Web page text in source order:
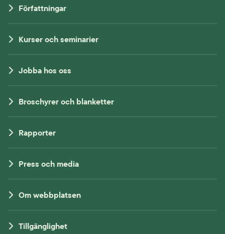
Författningar
Kurser och seminarier
Jobba hos oss
Broschyrer och blanketter
Rapporter
Press och media
Om webbplatsen
Tillgänglighet